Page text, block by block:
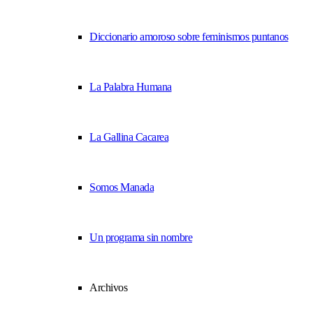
Diccionario amoroso sobre feminismos puntanos
La Palabra Humana
La Gallina Cacarea
Somos Manada
Un programa sin nombre
Archivos